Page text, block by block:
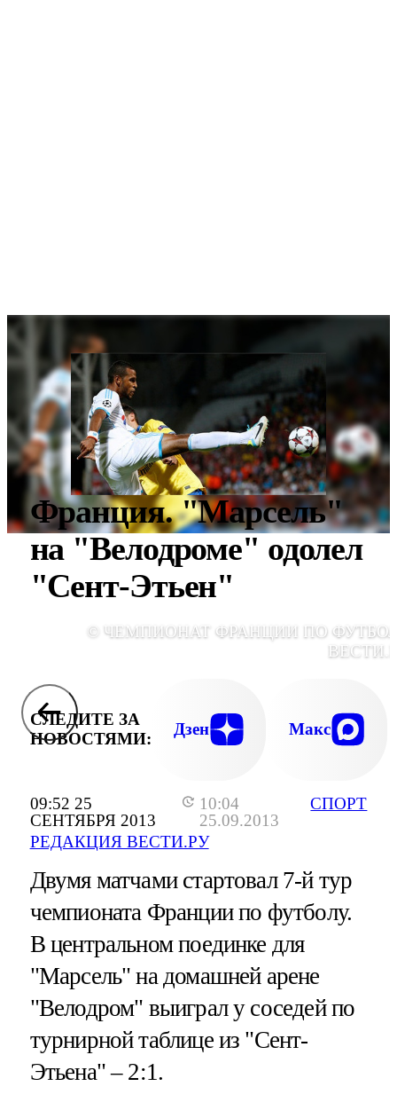
09:52 25
СЕНТЯБРЯ 2013
10:04
25.09.2013
РЕДАКЦИЯ ВЕСТИ.РУ
СПОРТ
Франция. "Марсель"
на "Велодроме" одолел
"Сент-Этьен"
© ЧЕМПИОНАТ ФРАНЦИИ ПО
СЛЕДИТЕ ЗА
НОВОСТЯМИ:
Дзен Макс
Двумя матчами стартовал 7-й тур
чемпионата Франции по футболу.
В центральном поединке для
"Марсель" на домашней арене
"Велодром" выиграл у соседей по
турнирной таблице из "Сент-
Этьена" – 2:1.